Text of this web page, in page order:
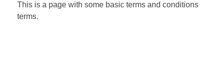
This is a page with some basic terms and conditions
terms.